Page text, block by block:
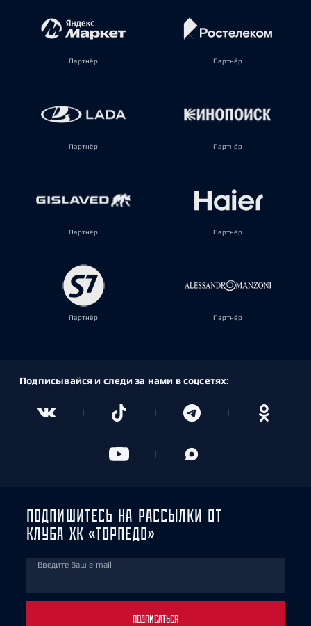
Партнёр Партнёр
Партнёр Партнёр
Партнёр Партнёр
Партнёр Партнёр
Подписывайся и следи за нами в соцсетях:
ПОДПИШИТЕСЬ НА РАССЫЛКИ ОТ
КЛУБА ХК «ТОРПЕДО»
Введите Ваш e-mail
ПОДПИСАТЬСЯ